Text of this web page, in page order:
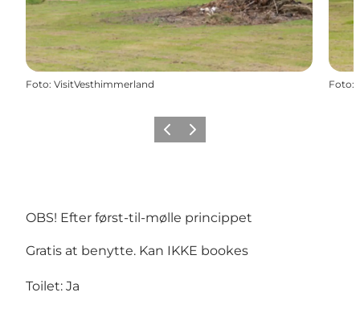
Foto: VisitVesthimmerland Foto:
Forrige billede
Næste billede
OBS! Efter først-til-mølle princippet
Gratis at benytte. Kan IKKE bookes
Toilet: Ja